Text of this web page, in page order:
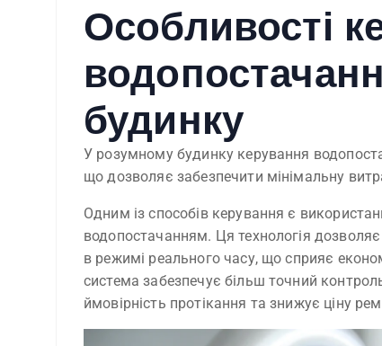
Особливості
будинку
У розумному будинку керування
що дозволяє забезпечити мінімальну
Одним із способів керування є
водопостачанням. Ця технологія
в режимі реального часу, що сприяє
система забезпечує більш точний
ймовірність протікання та знижує ціну